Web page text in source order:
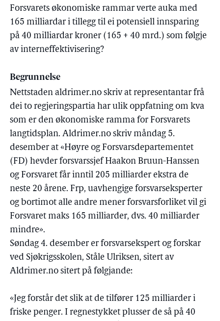
Forsvarets økonomiske rammar verte auka med
165 milliardar i tillegg til ei potensiell innsparing
på 40 milliardar kroner (165 + 40 mrd.) som følgje
av interneffektivisering?
Begrunnelse
Nettstaden aldrimer.no skriv at representantar frå
dei to regjeringspartia har ulik oppfatning om kva
som er den økonomiske ramma for Forsvarets
langtidsplan. Aldrimer.no skriv måndag 5.
desember at «Høyre og Forsvarsdepartementet
(FD) hevder forsvarssjef Haakon Bruun-Hanssen
og Forsvaret får inntil 205 milliarder ekstra de
neste 20 årene. Frp, uavhengige forsvarseksperter
og bortimot alle andre mener forsvarsforliket vil gi
Forsvaret maks 165 milliarder, dvs. 40 milliarder
mindre».
Søndag 4. desember er forsvarsekspert og forskar
ved Sjøkrigsskolen, Ståle Ulriksen, sitert av
Aldrimer.no sitert på følgjande:
«Jeg forstår det slik at de tilfører 125 milliarder i
friske penger. I regnestykket plusser de så på 40